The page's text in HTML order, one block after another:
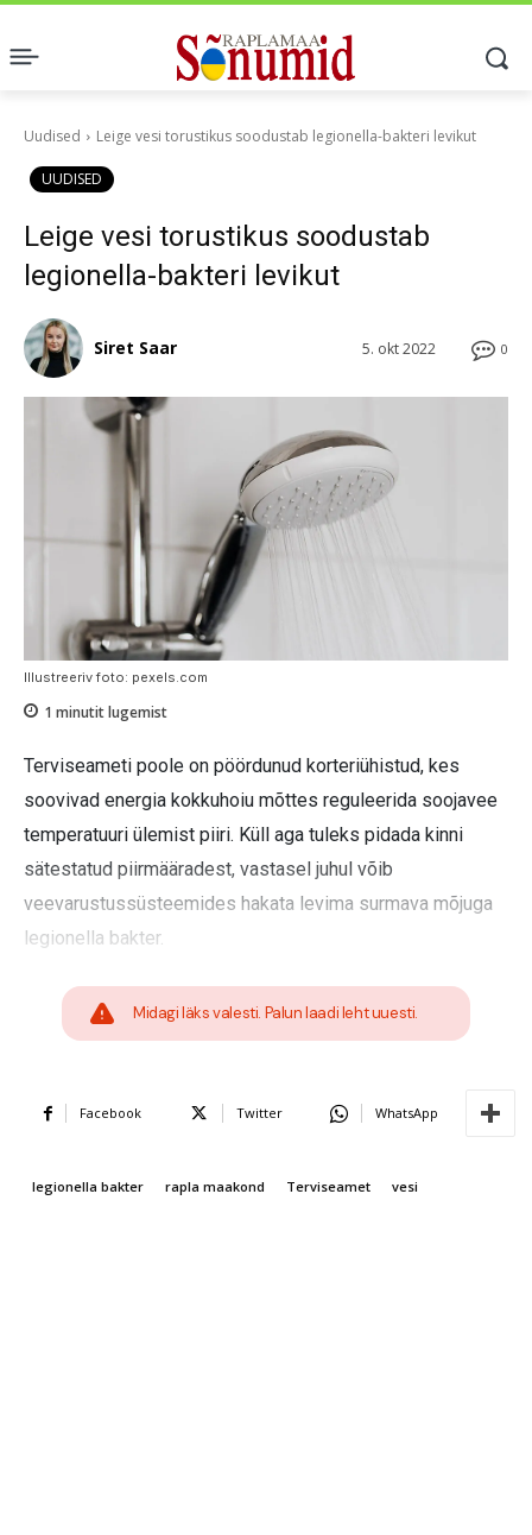
Uudised Leige vesi torustikus soodustab legionella-bakteri levikut
UUDISED
Leige vesi torustikus soodustab
legionella-bakteri levikut
0
5. okt 2022
Siret Saar
Illustreeriv foto: pexels.com
1 minutit lugemist
Terviseameti poole on pöördunud korteriühistud, kes
soovivad energia kokkuhoiu mõttes reguleerida soojavee
temperatuuri ülemist piiri. Küll aga tuleks pidada kinni
sätestatud piirmääradest, vastasel juhul võib
veevarustussüsteemides hakata levima surmava mõjuga
legionella bakter.
Midagi läks valesti. Palun laadi leht uuesti.
Facebook Twitter WhatsApp
legionella bakter rapla maakond Terviseamet vesi